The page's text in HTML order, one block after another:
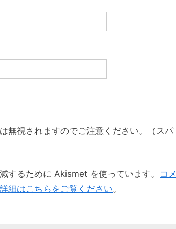
無視されますのでご注意ください。（スパ
するために Akismet を使っています。 コメ
細はこちらをご覧ください。